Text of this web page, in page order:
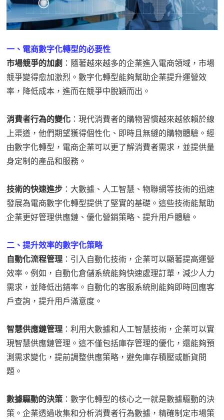
一、電商數字化轉型的必要性
市場競爭的加劇 ：隨著越來越多的企業進入電商領域，市場
競爭變得愈加激烈。數字化轉型能夠幫助企業提升運營效
率，降低成本，進而在競爭中脫穎而出。
消費者行為的變化 ：現代消費者的購物習慣越來越依賴於線
上渠道，他們期望獲得個性化、即時且無縫的購物體驗。經
由數字化轉型，電商企業可以更了解消費者需求，並提供量
身定制的產品和服務。
技術的快速進步 ：大數據、人工智慧、物聯網等技術的迅速
發展為電商數字化轉型提供了堅實的基礎。這些技術能幫助
企業更好管理供應鏈、優化營銷策略、提升用戶體驗。
二、提升效率的數字化策略
自動化流程管理 ：引入自動化技術，企業可以顯著提高運營
效率。例如，自動化倉儲系統能夠快速處理訂單，減少人力
需求，並降低出錯率。自動化的客服系統則能夠即時回應客
戶查詢，提升用戶滿意度。
智慧供應鏈管理 ：利用大數據和人工智慧技術，企業可以實
現智慧供應鏈管理。這不僅包括庫存管理的優化，還能夠預
測需求變化，提前調整供應策略，避免庫存積壓或斷貨問
題。
數據驅動的決策：數字化轉型的核心之一就是數據驅動的決
策。企業透過收集和分析消費者行為數據，精確制定市場策